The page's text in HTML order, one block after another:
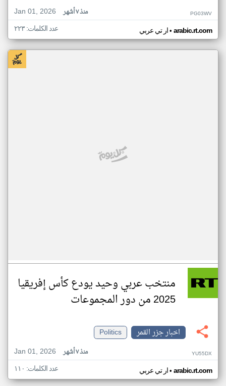
Jan 01, 2026
منذ ٧ أشهر PG03WV
ار تي عربي• arabic.rt.com عدد الكلمات: ٢٢٣
منتخب عربي وحيد يودع كأس إفريقيا
2025 من دور المجموعات
اخبار جزر القمر
Politics
Jan 01, 2026
منذ ٧ أشهر YU55DX
ار تي عربي• arabic.rt.com عدد الكلمات: ١١٠